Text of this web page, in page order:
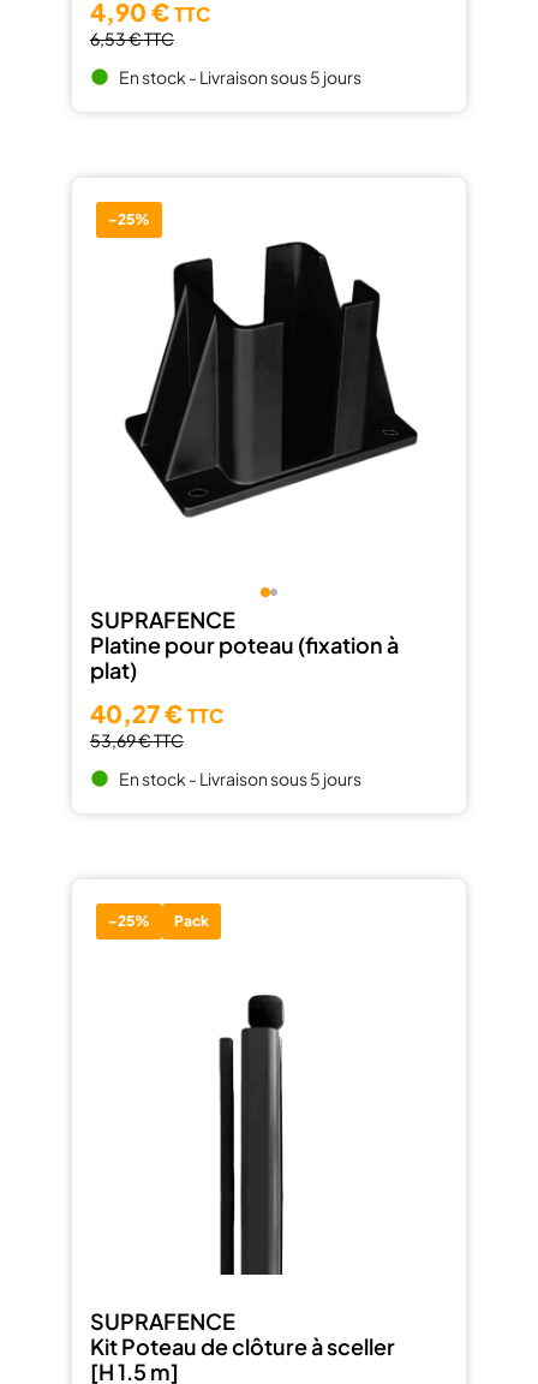
4,90 €TTC
6,53 €TTC
brightness_1 En stock - Livraison sous 5 jours
-25%
SUPRAFENCE
Platine pour poteau (fixation à
plat)
40,27 €TTC
53,69 €TTC
brightness_1 En stock - Livraison sous 5 jours
-25% Pack
SUPRAFENCE
Kit Poteau de clôture à sceller
[H 1.5 m]